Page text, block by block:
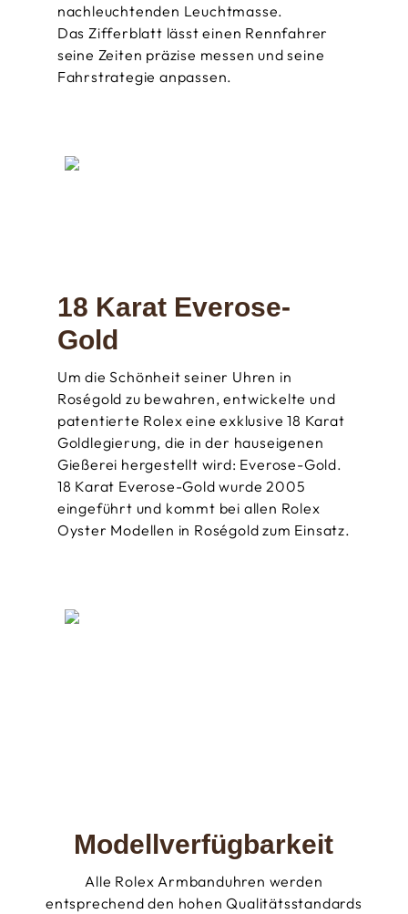
nachleuchtenden Leuchtmasse.
Das Zifferblatt lässt einen Rennfahrer
seine Zeiten präzise messen und seine
Fahrstrategie anpassen.
18 Karat Everose-
Gold
Um die Schönheit seiner Uhren in
Roségold zu bewahren, entwickelte und
patentierte Rolex eine exklusive 18 Karat
Goldlegierung, die in der hauseigenen
Gießerei hergestellt wird: Everose-Gold.
18 Karat Everose-Gold wurde 2005
eingeführt und kommt bei allen Rolex
Oyster Modellen in Roségold zum Einsatz.
Modellverfügbarkeit
Alle Rolex Armbanduhren werden
entsprechend den hohen Qualitätsstandards